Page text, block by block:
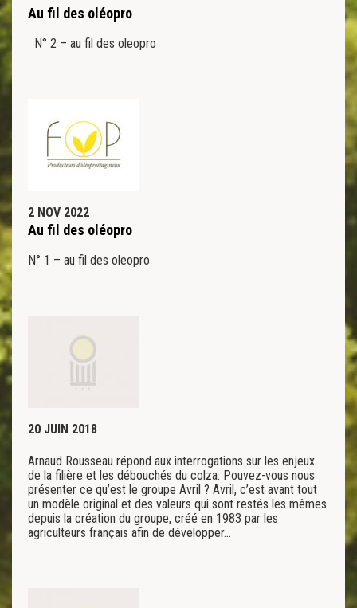
Au fil des oléopro
N° 2 – au fil des oleopro
2 NOV 2022
Au fil des oléopro
N° 1 – au fil des oleopro
20 JUIN 2018
Arnaud Rousseau répond aux interrogations sur les enjeux
de la filière et les débouchés du colza. Pouvez-vous nous
présenter ce qu’est le groupe Avril ? Avril, c’est avant tout
un modèle original et des valeurs qui sont restés les mêmes
depuis la création du groupe, créé en 1983 par les
agriculteurs français afin de développer…